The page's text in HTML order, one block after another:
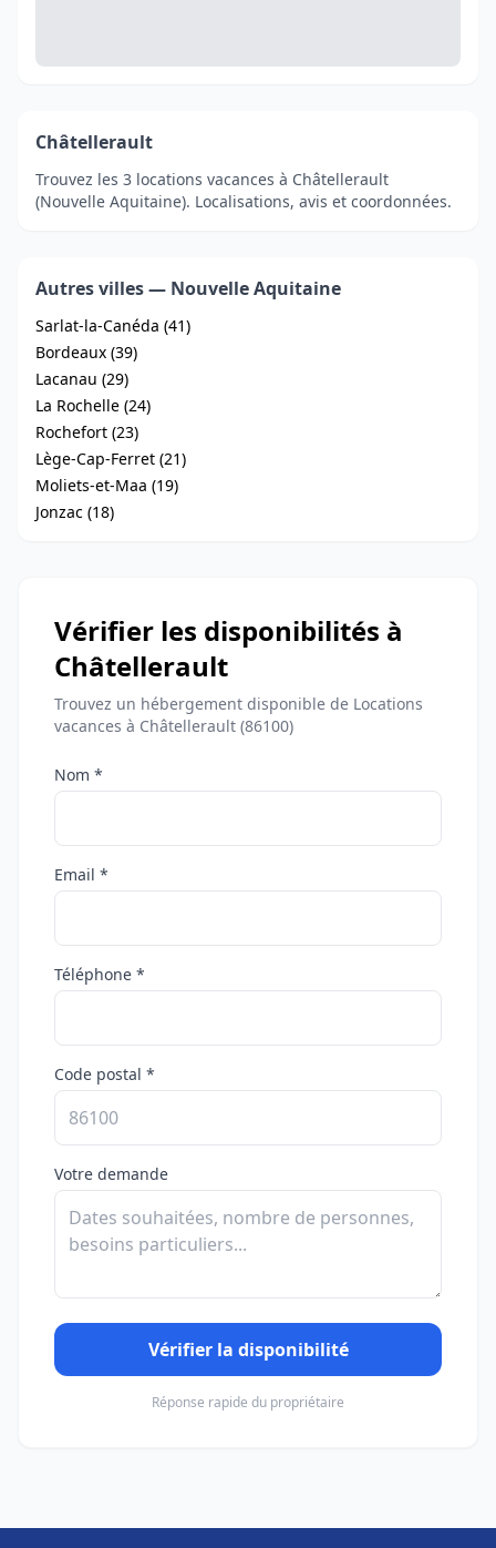
Châtellerault
Trouvez les 3 locations vacances à Châtellerault
(Nouvelle Aquitaine). Localisations, avis et coordonnées.
Autres villes — Nouvelle Aquitaine
Sarlat-la-Canéda (41)
Bordeaux (39)
Lacanau (29)
La Rochelle (24)
Rochefort (23)
Lège-Cap-Ferret (21)
Moliets-et-Maa (19)
Jonzac (18)
Vérifier les disponibilités à
Châtellerault
Trouvez un hébergement disponible de Locations
vacances à Châtellerault (86100)
Nom *
Email *
Téléphone *
Code postal *
Votre demande
Vérifier la disponibilité
Réponse rapide du propriétaire